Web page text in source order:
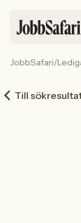
Arbetsliv
För
Sök
JobbSafari/
Till